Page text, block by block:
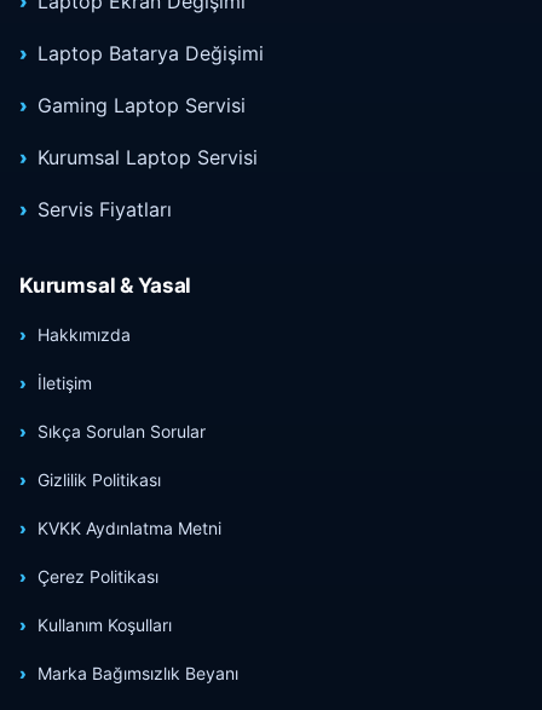
Laptop Batarya Değişimi
Gaming Laptop Servisi
Kurumsal Laptop Servisi
Servis Fiyatları
Kurumsal & Yasal
Hakkımızda
İletişim
Sıkça Sorulan Sorular
Gizlilik Politikası
KVKK Aydınlatma Metni
Çerez Politikası
Kullanım Koşulları
Marka Bağımsızlık Beyanı